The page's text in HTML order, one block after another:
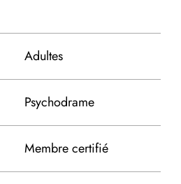
Adultes
Psychodrame
Membre certifié